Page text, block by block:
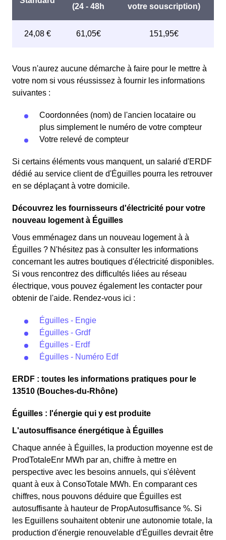
Vous n'aurez aucune démarche à faire pour le mettre à
votre nom si vous réussissez à fournir les informations
suivantes :
Coordonnées (nom) de l'ancien locataire ou
plus simplement le numéro de votre compteur
Votre relevé de compteur
Si certains éléments vous manquent, un salarié d'ERDF
dédié au service client de d'Éguilles pourra les retrouver
en se déplaçant à votre domicile.
Découvrez les fournisseurs d'électricité pour votre
nouveau logement à Éguilles
Vous emménagez dans un nouveau logement à à
Éguilles ? N'hésitez pas à consulter les informations
concernant les autres boutiques d'électricité disponibles.
Si vous rencontrez des difficultés liées au réseau
électrique, vous pouvez également les contacter pour
obtenir de l'aide. Rendez-vous ici :
Éguilles - Engie
Éguilles - Grdf
Éguilles - Erdf
Éguilles - Numéro Edf
ERDF : toutes les informations pratiques pour le
13510 (Bouches-du-Rhône)
Éguilles : l'énergie qui y est produite
L'autosuffisance énergétique à Éguilles
Chaque année à Éguilles, la production moyenne est de
ProdTotaleEnr MWh par an, chiffre à mettre en
perspective avec les besoins annuels, qui s'élèvent
quant à eux à ConsoTotale MWh. En comparant ces
chiffres, nous pouvons déduire que Éguilles est
autosuffisante à hauteur de PropAutosuffisance %. Si
les Eguillens souhaitent obtenir une autonomie totale, la
production d'énergie renouvelable d'Éguilles devrait être